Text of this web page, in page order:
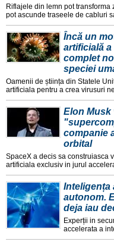
Riflajele din lemn pot
pot ascunde traseele de cabluri
Încă un
artificială
complet
speciei
Oamenii de știința din Statele
artificiala pentru a crea virusuri
Elon Musk
companie
orbital
SpaceX a decis sa construiasca
artificiala exclusiv in jurul
Inteligența
autonom.
deja iau
Experții in
accelerata a